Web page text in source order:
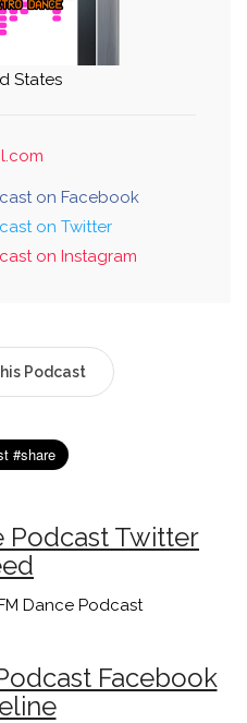
States
on Facebook
on Twitter
on Instagram
Podcast
Podcast Twitter
Dance Podcast
Facebook